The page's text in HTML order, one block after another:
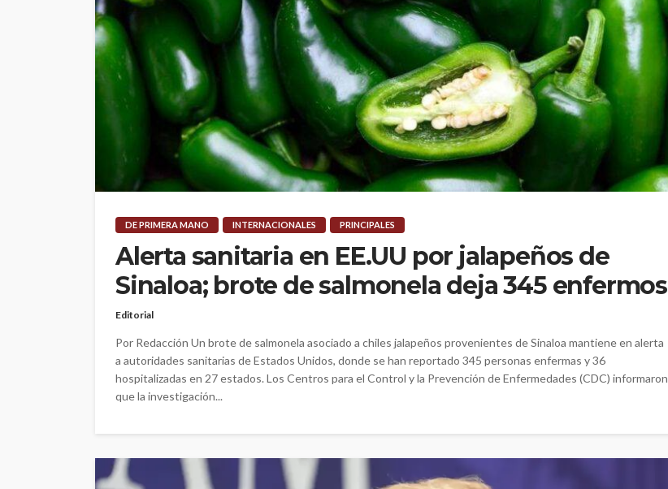
DE PRIMERA MANO INTERNACIONALES PRINCIPALES
Alerta sanitaria en EE.UU por jalapeños de
Sinaloa; brote de salmonela deja 345 enfermos
Editorial
Por Redacción Un brote de salmonela asociado a chiles jalapeños provenientes de Sinaloa mantiene en alerta
a autoridades sanitarias de Estados Unidos, donde se han reportado 345 personas enfermas y 36
hospitalizadas en 27 estados. Los Centros para el Control y la Prevención de Enfermedades (CDC) informaron
que la investigación...